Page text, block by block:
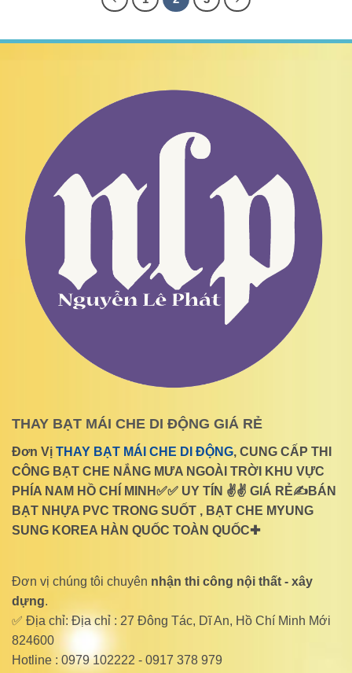
THAY BẠT MÁI CHE DI ĐỘNG GIÁ RẺ
Đơn Vị THAY BẠT MÁI CHE DI ĐỘNG, CUNG CẤP THI
CÔNG BẠT CHE NẮNG MƯA NGOÀI TRỜI KHU VỰC
PHÍA NAM HỒ CHÍ MINH✅✅ UY TÍN ✌✌ GIÁ RẺ✍BÁN
BẠT NHỰA PVC TRONG SUỐT , BẠT CHE MYUNG
SUNG KOREA HÀN QUỐC TOÀN QUỐC✚
Đơn vị chúng tôi chuyên nhận thi công nội thất - xây
dựng.
✅ Địa chỉ: Địa chỉ : 27 Đông Tác, Dĩ An, Hồ Chí Minh Mới
824600
Hotline : 0979 102222 - 0917 378 979